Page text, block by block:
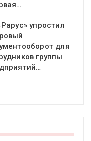
упростил
для
группы